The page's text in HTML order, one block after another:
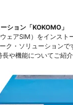
ション「KOKOMO」
ェアSIM）をインス
ク・ソリューションで
や機能についてご紹